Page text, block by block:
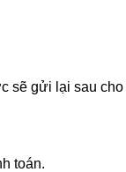
sẽ gửi lại sau cho
toán.